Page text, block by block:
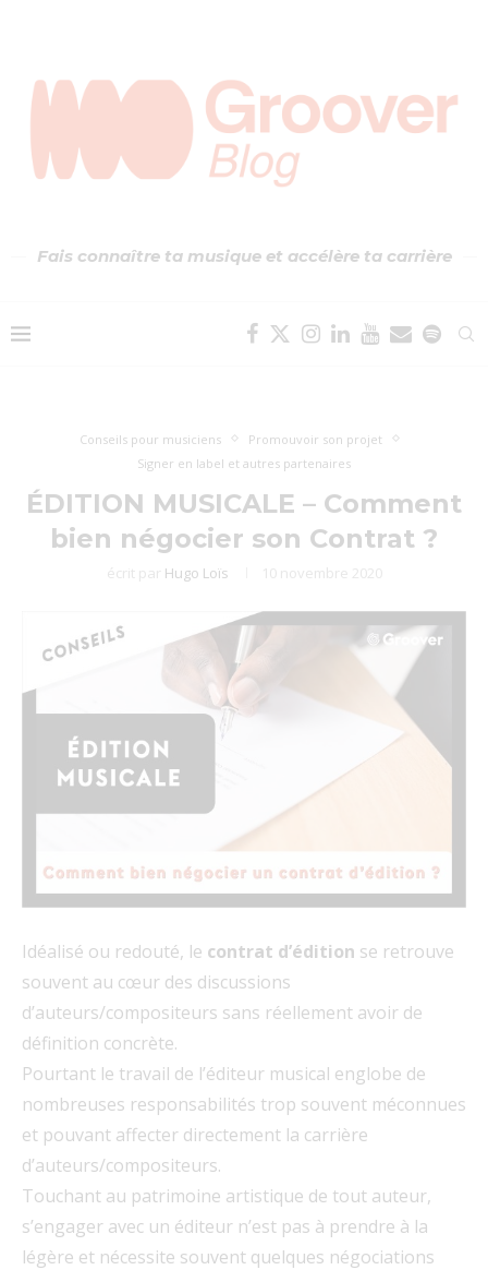
Fais connaître ta musique et accélère ta carrière
Conseils pour musiciens
Promouvoir son projet
Signer en label et autres partenaires
ÉDITION MUSICALE – Comment
bien négocier son Contrat ?
écrit par Hugo Loïs 10 novembre 2020
Idéalisé ou redouté, le contrat d’édition se retrouve
souvent au cœur des discussions
d’auteurs/compositeurs sans réellement avoir de
définition concrète.
Pourtant le travail de l’éditeur musical englobe de
nombreuses responsabilités trop souvent méconnues
et pouvant affecter directement la carrière
d’auteurs/compositeurs.
Touchant au patrimoine artistique de tout auteur,
s’engager avec un éditeur n’est pas à prendre à la
légère et nécessite souvent quelques négociations